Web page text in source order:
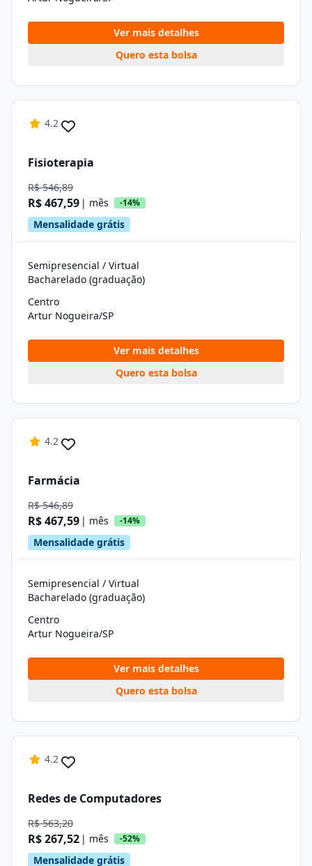
Ver mais detalhes
Quero esta bolsa
4.2
Fisioterapia
R$ 546,89
R$ 467,59 | mês -14%
Mensalidade grátis
Semipresencial / Virtual
Bacharelado (graduação)
Centro
Artur Nogueira/SP
Ver mais detalhes
Quero esta bolsa
4.2
Farmácia
R$ 546,89
R$ 467,59 | mês -14%
Mensalidade grátis
Semipresencial / Virtual
Bacharelado (graduação)
Centro
Artur Nogueira/SP
Ver mais detalhes
Quero esta bolsa
4.2
Redes de Computadores
R$ 563,20
R$ 267,52 | mês -52%
Mensalidade grátis